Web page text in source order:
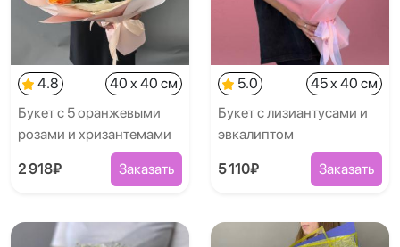
4.8
40 x 40 см
Букет с 5 оранжевыми
розами и хризантемами
2 918₽ Заказать
5.0
45 x 40 см
Букет с лизиантусами и
эвкалиптом
5 110₽ Заказать